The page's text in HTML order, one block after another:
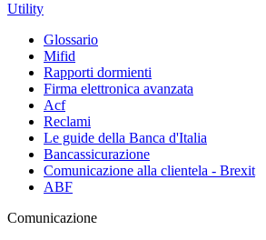
Utility
Glossario
Mifid
Rapporti dormienti
Firma elettronica avanzata
Acf
Reclami
Le guide della Banca d'Italia
Bancassicurazione
Comunicazione alla clientela - Brexit
ABF
Comunicazione